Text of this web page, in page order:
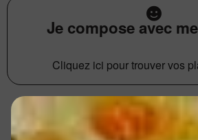
Je compose avec
Cliquez ici pour trouver vos